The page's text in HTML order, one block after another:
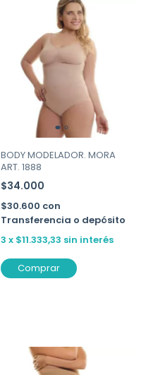
BODY MODELADOR. MORA
ART. 1888
$34.000
$30.600 con
Transferencia o depósito
3 x $11.333,33 sin interés
Comprar